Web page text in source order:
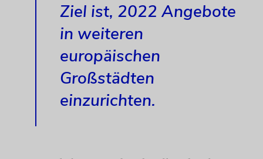
Ziel ist, 2022 Angebote
in weiteren
europäischen
Großstädten
einzurichten.